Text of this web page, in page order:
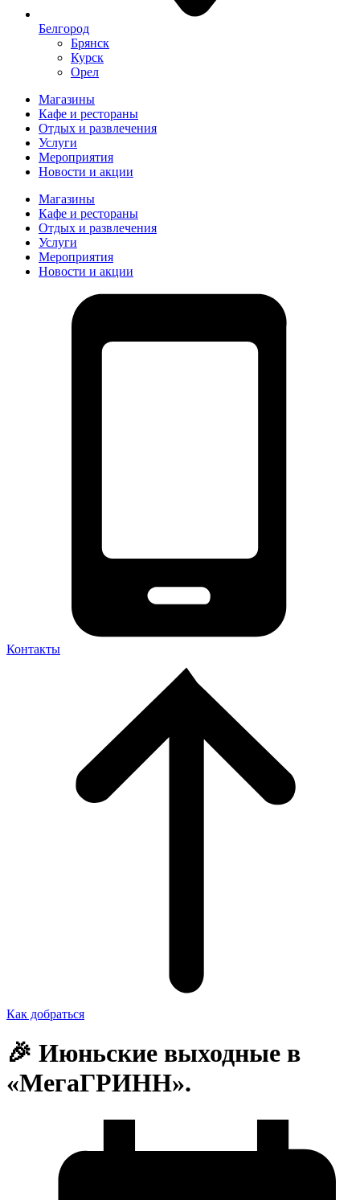
Белгород
Брянск
Курск
Орел
Магазины
Кафе и рестораны
Отдых и развлечения
Услуги
Мероприятия
Новости и акции
Магазины
Кафе и рестораны
Отдых и развлечения
Услуги
Мероприятия
Новости и акции
Контакты
Как добраться
🎉 Июньские выходные в
«МегаГРИНН».